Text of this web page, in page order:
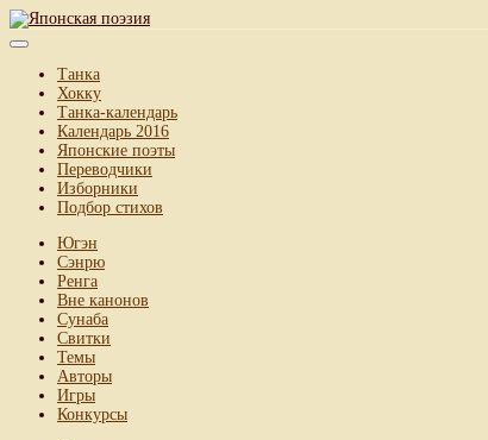
Танка
Хокку
Танка-календарь
Календарь 2016
Японские поэты
Переводчики
Изборники
Подбор стихов
Югэн
Сэнрю
Ренга
Вне канонов
Сунаба
Свитки
Темы
Авторы
Игры
Конкурсы